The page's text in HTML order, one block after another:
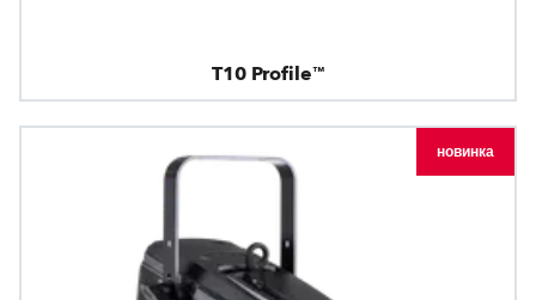
T10 Profile™
новинка